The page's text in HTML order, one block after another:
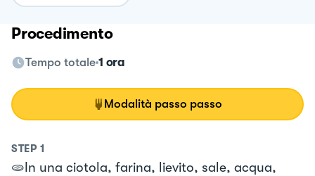
Procedimento
Tempo totale 1 ora
Modalità passo passo
STEP 1
🫓In una ciotola, farina, lievito, sale, acqua,